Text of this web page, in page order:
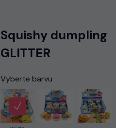
Squishy dumpling
GLITTER
Vyberte barvu